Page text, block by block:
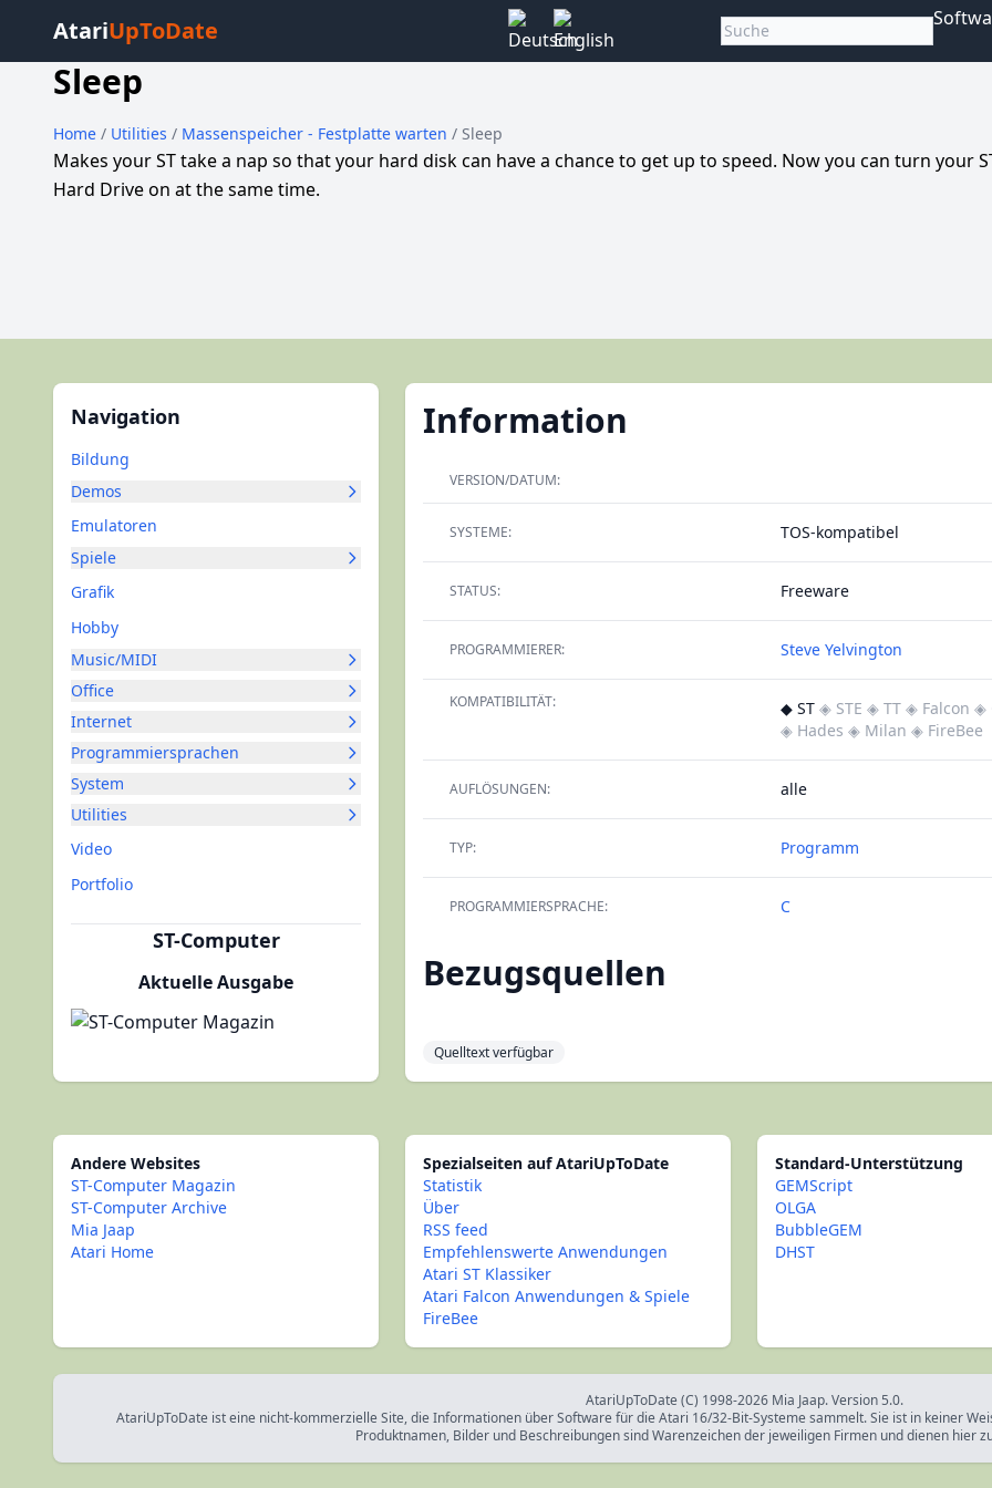
AtariUpToDate
Sleep
Home / Utilities / Massenspeicher - Festplatte warten / Sleep
Makes your ST take a nap so that your hard disk can have a chance to get up to speed. Now you can turn your
Hard Drive on at the same time.
Navigation
Bildung
Demos
Emulatoren
Spiele
Grafik
Hobby
Music/MIDI
Office
Internet
Programmiersprachen
System
Utilities
Video
Portfolio
ST-Computer
Aktuelle Ausgabe
Information
VERSION/DATUM:
SYSTEME: TOS-kompatibel
STATUS: Freeware
PROGRAMMIERER: Steve Yelvington
KOMPATIBILITÄT: ◆ ST ◈ STE ◈ TT ◈ Falcon ◈
◈ Hades ◈ Milan ◈ FireBee
AUFLÖSUNGEN: alle
TYP: Programm
PROGRAMMIERSPRACHE: C
Bezugsquellen
Quelltext verfügbar
Andere Websites
ST-Computer Magazin
ST-Computer Archive
Mia Jaap
Atari Home
Spezialseiten auf AtariUpToDate
Statistik
Über
RSS feed
Empfehlenswerte Anwendungen
Atari ST Klassiker
Atari Falcon Anwendungen & Spiele
FireBee
Standard-Unterstützung
GEMScript
OLGA
BubbleGEM
DHST
AtariUpToDate (C) 1998-2026 Mia Jaap. Version 5.0.
AtariUpToDate ist eine nicht-kommerzielle Site, die Informationen über Software für die Atari 16/32-Bit-Systeme sammelt. Sie ist in keiner
Produktnamen, Bilder und Beschreibungen sind Warenzeichen der jeweiligen Firmen und dienen hier